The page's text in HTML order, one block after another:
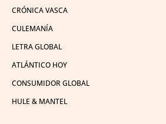
CRÓNICA VASCA
CULEMANÍA
LETRA GLOBAL
ATLÁNTICO HOY
CONSUMIDOR GLOBAL
HULE & MANTEL